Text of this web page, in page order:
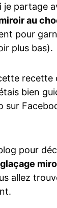
je partage
au
pour
plus bas).
recette
bien
sur
pour
glaçage
allez